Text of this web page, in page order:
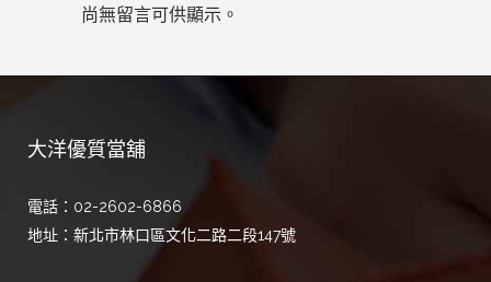
尚無留言可供顯示。
大洋優質當舖
電話：02-2602-6866
地址：新北市林口區文化二路二段147號